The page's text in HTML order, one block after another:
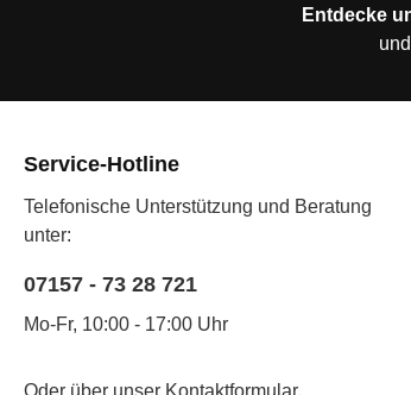
Entdecke
Service-Hotline
Telefonische Unterstützung und Beratung
unter:
07157 - 73 28 721
Mo-Fr, 10:00 - 17:00 Uhr